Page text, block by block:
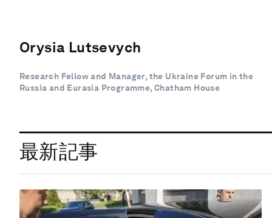
Orysia Lutsevych
Research Fellow and Manager, the Ukraine Forum in the
Russia and Eurasia Programme, Chatham House
最新記事